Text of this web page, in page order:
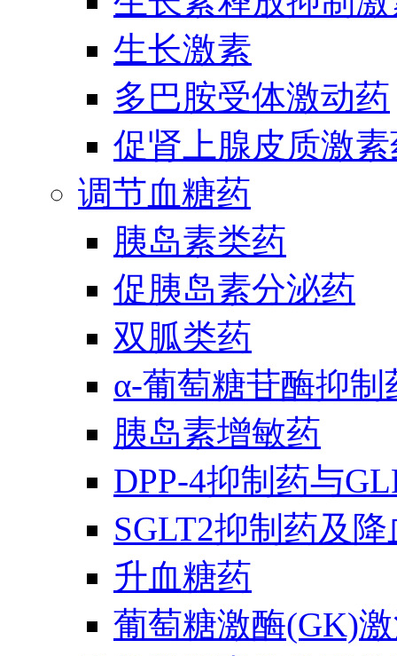
生长激素
多巴胺受体激动药
促肾上腺皮质激
调节血糖药
胰岛素类药
促胰岛素分泌药
双胍类药
α-葡萄糖苷酶抑制
胰岛素增敏药
DPP-4抑制药与
SGLT2抑制药及
升血糖药
葡萄糖激酶(GK)